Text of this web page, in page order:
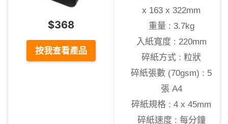
$368
按我查看產品
x 163 x 322mm
重量 : 3.7kg
入紙寬度 : 220mm
碎紙方式 : 粒狀
碎紙張數 (70gsm) : 5
張 A4
碎紙規格 : 4 x 45mm
碎紙速度 : 每分鐘